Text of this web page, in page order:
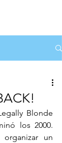
Blonde
los 2000.
un